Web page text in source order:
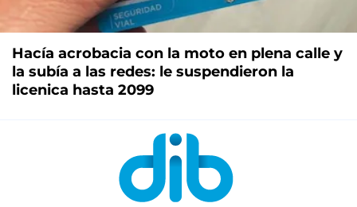
Hacía acrobacia con la moto en plena calle y
la subía a las redes: le suspendieron la
licenica hasta 2099